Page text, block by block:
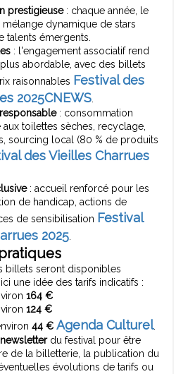
prestigieuse: chaque année, le
dynamique de stars
talents émergents.
: l'engagement associatif rend
abordable, avec des billets
raisonnables Festival des
2025CNEWS
: consommation
toilettes sèches, recyclage,
sourcing local (80 % de produits
des Vieilles Charrues
: accueil renforcé pour les
de handicap, actions de
de sensibilisation Festival
2025
billets seront disponibles
une idée des tarifs indicatifs :
164 €
124 €
44 € Agenda Culturel.
du festival pour être
de la billetterie, la publication du
évolutions de tarifs ou